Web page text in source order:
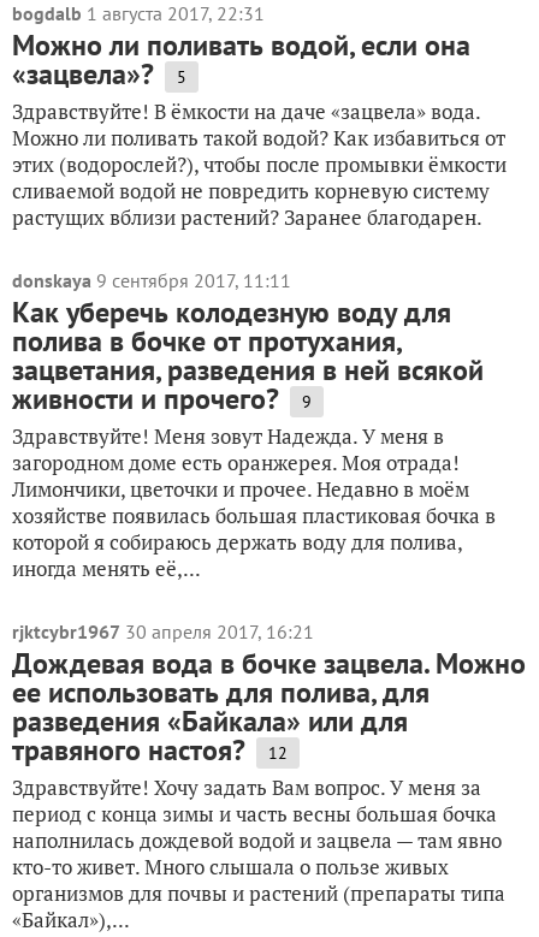
bogdalb 1 августа 2017, 22:31
Можно ли поливать водой, если она
«зацвела»? 5
Здравствуйте! В ёмкости на даче «зацвела» вода.
Можно ли поливать такой водой? Как избавиться от
этих (водорослей?), чтобы после промывки ёмкости
сливаемой водой не повредить корневую систему
растущих вблизи растений? Заранее благодарен.
donskaya 9 сентября 2017, 11:11
Как уберечь колодезную воду для
полива в бочке от протухания,
зацветания, разведения в ней всякой
живности и прочего? 9
Здравствуйте! Меня зовут Надежда. У меня в
загородном доме есть оранжерея. Моя отрада!
Лимончики, цветочки и прочее. Недавно в моём
хозяйстве появилась большая пластиковая бочка в
которой я собираюсь держать воду для полива,
иногда менять её,...
rjktcybr1967 30 апреля 2017, 16:21
Дождевая вода в бочке зацвела. Можно
ее использовать для полива, для
разведения «Байкала» или для
травяного настоя? 12
Здравствуйте! Хочу задать Вам вопрос. У меня за
период с конца зимы и часть весны большая бочка
наполнилась дождевой водой и зацвела — там явно
кто-то живет. Много слышала о пользе живых
организмов для почвы и растений (препараты типа
«Байкал»),...